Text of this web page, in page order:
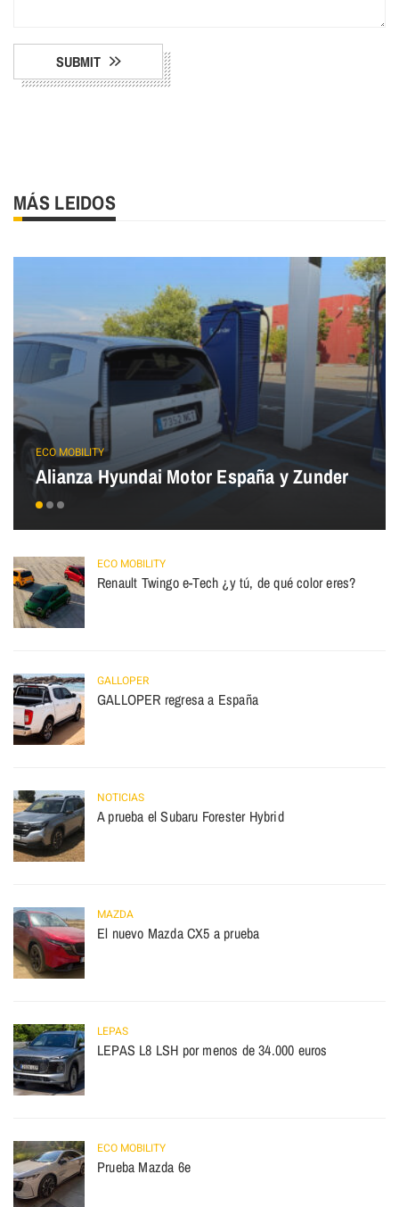
SUBMIT
MÁS LEIDOS
ECO MOBILITY
Alianza Hyundai Motor España y Zunder
ECO MOBILITY
Renault Twingo e-Tech ¿y tú, de qué color eres?
GALLOPER
GALLOPER regresa a España
NOTICIAS
A prueba el Subaru Forester Hybrid
MAZDA
El nuevo Mazda CX5 a prueba
LEPAS
LEPAS L8 LSH por menos de 34.000 euros
ECO MOBILITY
Prueba Mazda 6e